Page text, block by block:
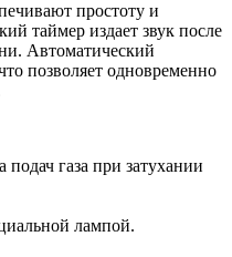
простоту и
таймер издает звук после
Автоматический
позволяет одновременно
газа при затухании
лампой.